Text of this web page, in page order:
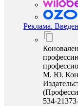
Реклама.
М. Ю.
534-